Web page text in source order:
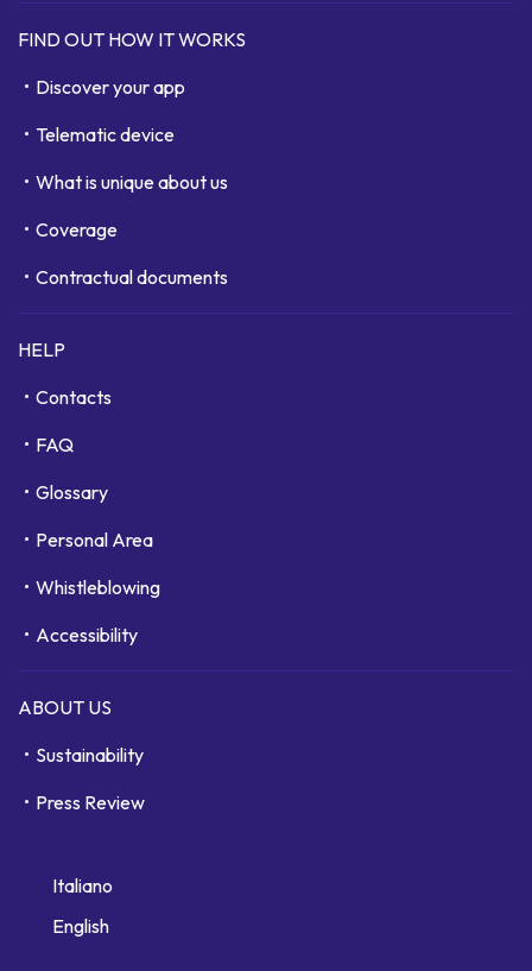
FIND OUT HOW IT WORKS
Discover your app
Telematic device
What is unique about us
Coverage
Contractual documents
HELP
Contacts
FAQ
Glossary
Personal Area
Whistleblowing
Accessibility
ABOUT US
Sustainability
Press Review
Italiano
English